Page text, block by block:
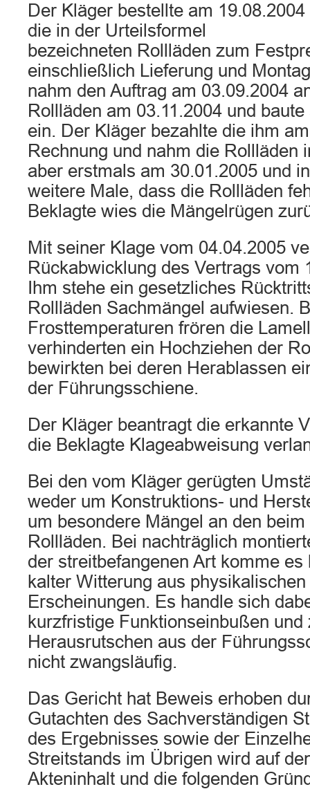
Der Kläger bestellte am
die in der Urteilsformel
bezeichneten Rollläden zum
einschließlich Lieferung und
nahm den Auftrag am 03.09.2004
Rollläden am 03.11.2004 und
ein. Der Kläger bezahlte die ihm
Rechnung und nahm die Rollläden
aber erstmals am 30.01.2005 und
weitere Male, dass die Rollläden
Beklagte wies die Mängelrügen
Mit seiner Klage vom 04.04.2005
Rückabwicklung des Vertrags vom
Ihm stehe ein gesetzliches
Rollläden Sachmängel aufwiesen.
Frosttemperaturen frören die
verhinderten ein Hochziehen der
bewirkten bei deren Herablassen
der Führungsschiene.
Der Kläger beantragt die erkannte
die Beklagte Klageabweisung
Bei den vom Kläger gerügten
weder um Konstruktions- und
um besondere Mängel an den
Rollläden. Bei nachträglich
der streitbefangenen Art komme es
kalter Witterung aus
Erscheinungen. Es handle sich
kurzfristige Funktionseinbußen und
Herausrutschen aus der
nicht zwangsläufig.
Das Gericht hat Beweis erhoben
Gutachten des Sachverständigen
des Ergebnisses sowie der
Streitstands im Übrigen wird auf
Akteninhalt und die folgenden